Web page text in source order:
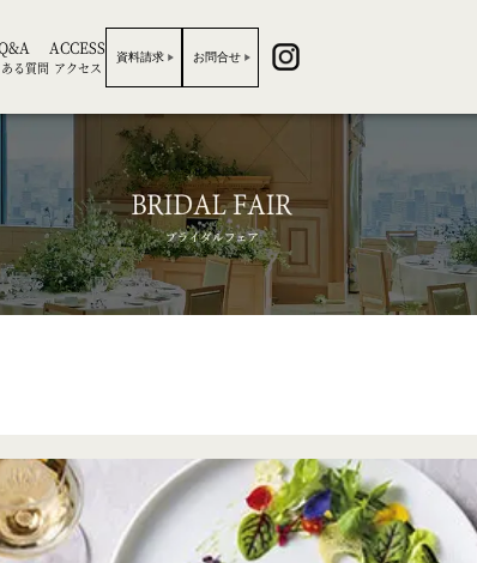
る質問
ACCESS
アクセス
資料請求 お問合せ